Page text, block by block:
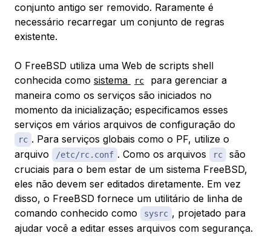
conjunto antigo ser removido. Raramente é
necessário recarregar um conjunto de regras
existente.
O FreeBSD utiliza uma Web de scripts shell
conhecida como sistema rc
para gerenciar a
maneira como os serviços são iniciados no
momento da inicialização; especificamos esses
serviços em vários arquivos de configuração do
rc . Para serviços globais como o PF, utilize o
arquivo
/etc/rc.conf . Como os arquivos rc
são
cruciais para o bem estar de um sistema FreeBSD,
eles não devem ser editados diretamente. Em vez
disso, o FreeBSD fornece um utilitário de linha de
comando conhecido como
sysrc , projetado para
ajudar você a editar esses arquivos com segurança.